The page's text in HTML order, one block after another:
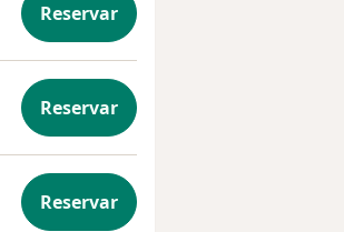
Reservar
Reservar
Reservar